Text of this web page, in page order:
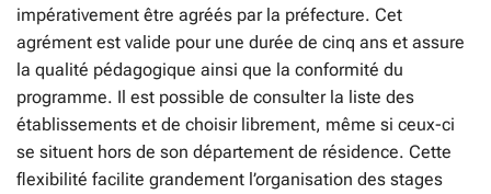
impérativement être agréés par la préfecture. Cet
agrément est valide pour une durée de cinq ans et assure
la qualité pédagogique ainsi que la conformité du
programme. Il est possible de consulter la liste des
établissements et de choisir librement, même si ceux-ci
se situent hors de son département de résidence. Cette
flexibilité facilite grandement l’organisation des stages